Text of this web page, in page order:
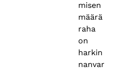
misen
määrä
raha
on
harkin
nanvar